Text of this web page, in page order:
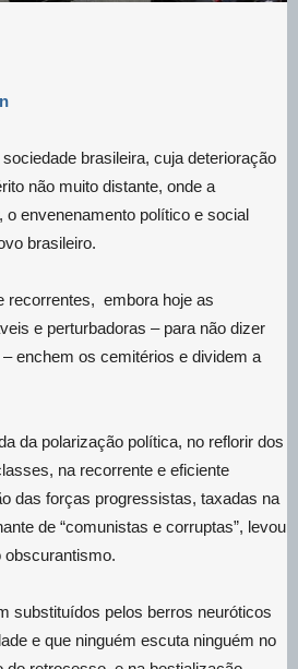
brasileira, cuja deterioração
não muito distante, onde a
o envenenamento político e social
brasileiro.
embora hoje as
e perturbadoras – para não dizer
enchem os cemitérios e dividem a
da polarização política, no reflorir dos
na recorrente e eficiente
das forças progressistas, taxadas na
de “comunistas e corruptas”, levou
obscurantismo.
substituídos pelos berros neuróticos
e que ninguém escuta ninguém no